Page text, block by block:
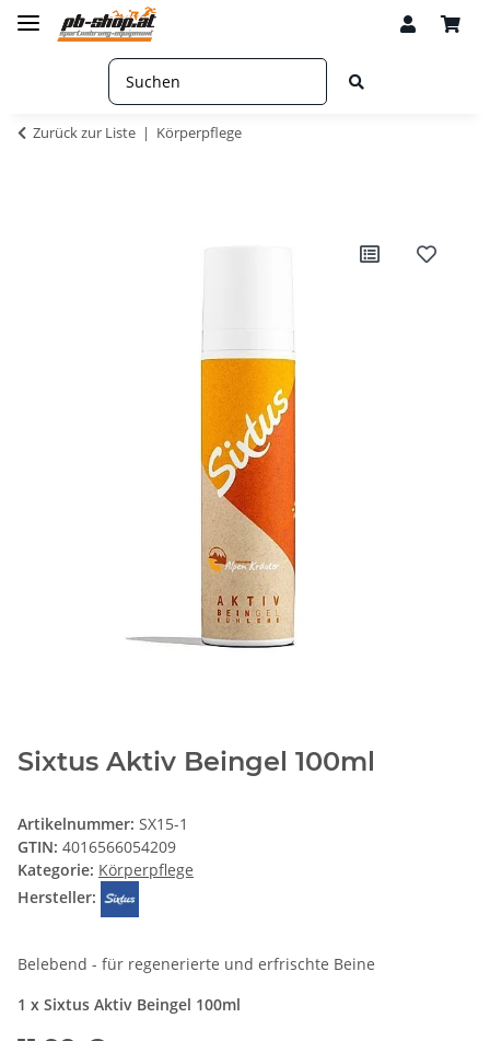
Zurück zur Liste Körperpflege
Sixtus Aktiv Beingel 100ml
Artikelnummer: SX15-1
GTIN: 4016566054209
Kategorie: Körperpflege
Hersteller:
Belebend - für regenerierte und erfrischte Beine
1 x Sixtus Aktiv Beingel 100ml